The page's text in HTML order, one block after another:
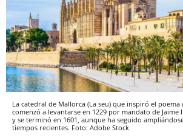
La catedral de Mallorca (La seu) que inspiró el poema
comenzó a levantarse en 1229 por mandato de Jaime
y se terminó en 1601, aunque ha seguido
tiempos recientes. Foto: Adobe Stock